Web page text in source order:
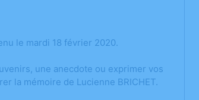
le mardi 18 février 2020.
une anecdote ou exprimer vos
la mémoire de Lucienne BRICHET.